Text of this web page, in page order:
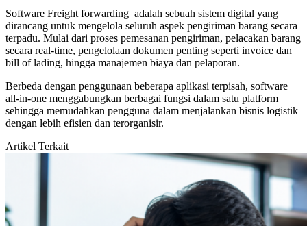
Software Freight forwarding adalah sebuah sistem digital yang
dirancang untuk mengelola seluruh aspek pengiriman barang secara
terpadu. Mulai dari proses pemesanan pengiriman, pelacakan barang
secara real-time, pengelolaan dokumen penting seperti invoice dan
bill of lading, hingga manajemen biaya dan pelaporan.
Berbeda dengan penggunaan beberapa aplikasi terpisah, software
all-in-one menggabungkan berbagai fungsi dalam satu platform
sehingga memudahkan pengguna dalam menjalankan bisnis logistik
dengan lebih efisien dan terorganisir.
Artikel Terkait